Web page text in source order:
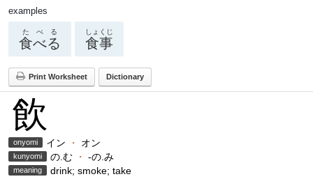
examples
食べる
たべる
食事
しょくじ
Print Worksheet Dictionary
飲
onyomi イン ・ オン
kunyomi の.む ・ -の.み
meaning drink; smoke; take